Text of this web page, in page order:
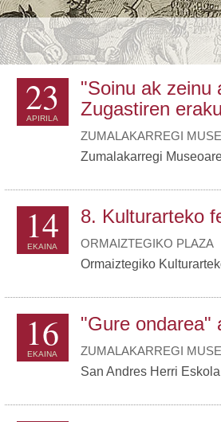
23
APIRILA
"Soinu ak zeinu
Zugastiren
ZUMALAKARREGI
Zumalakarregi
14
EKAINA
8. Kulturarteko
ORMAIZTEGIKO PLAZA
Ormaiztegiko
16
EKAINA
"Gure ondarea"
ZUMALAKARREGI
San Andres Herri